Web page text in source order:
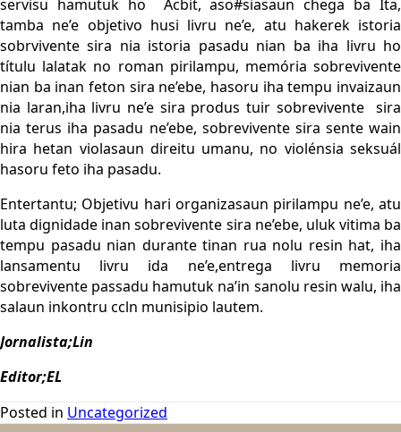
servisu hamutuk ho Acbit, aso#siasaun chega ba Ita,
tamba ne’e objetivo husi livru ne’e, atu hakerek istoria
sobrvivente sira nia istoria pasadu nian ba iha livru ho
títulu lalatak no roman pirilampu, memória sobrevivente
nian ba inan feton sira ne’ebe, hasoru iha tempu invaizaun
nia laran,iha livru ne’e sira produs tuir sobrevivente sira
nia terus iha pasadu ne’ebe, sobrevivente sira sente wain
hira hetan violasaun direitu umanu, no violénsia seksuál
hasoru feto iha pasadu.
Entertantu; Objetivu hari organizasaun pirilampu ne’e, atu
luta dignidade inan sobrevivente sira ne’ebe, uluk vitima ba
tempu pasadu nian durante tinan rua nolu resin hat, iha
lansamentu livru ida ne’e,entrega livru memoria
sobrevivente passadu hamutuk na’in sanolu resin walu, iha
salaun inkontru ccln munisipio lautem.
Jornalista;Lin
Editor;EL
Posted in Uncategorized